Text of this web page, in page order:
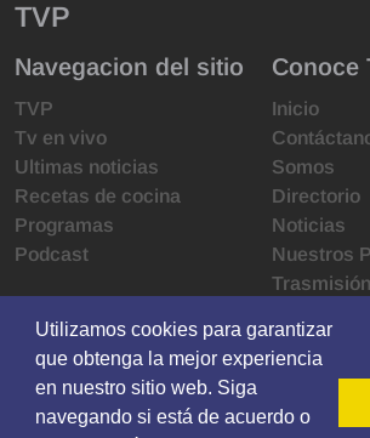
TVP
Navegacion del sitio
TVP
Tv en vivo
Ultimas noticias
Recetas de cocina
Programas
Podcast
Conoce
Inicio
Somos
Directorio
Noticias
Nuestros
Derechos
Código de
Redes sociales
Utilizamos cookies para garantizar
que obtenga la mejor experiencia
en nuestro sitio web. Siga
navegando si está de acuerdo o
Utilizamos cookies para garantizar
que obtenga la mejor experiencia
en nuestro sitio web. Siga
navegando si está de acuerdo o